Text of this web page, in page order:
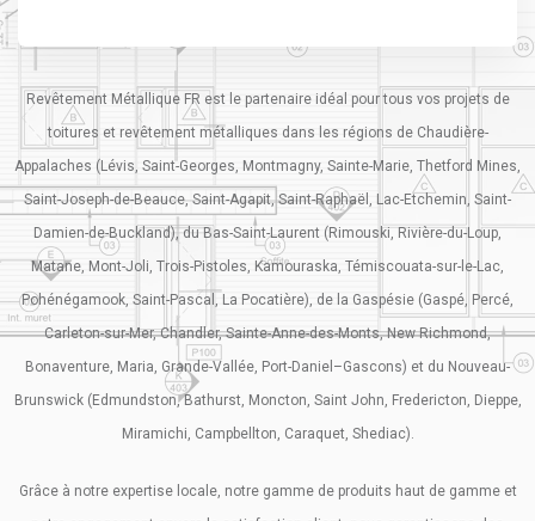
Revêtement Métallique FR est le partenaire idéal pour tous vos projets de
toitures et revêtement métalliques dans les régions de Chaudière-
Appalaches (Lévis, Saint-Georges, Montmagny, Sainte-Marie, Thetford Mines,
Saint-Joseph-de-Beauce, Saint-Agapit, Saint-Raphaël, Lac-Etchemin, Saint-
Damien-de-Buckland), du Bas-Saint-Laurent (Rimouski, Rivière-du-Loup,
Matane, Mont-Joli, Trois-Pistoles, Kamouraska, Témiscouata-sur-le-Lac,
Pohénégamook, Saint-Pascal, La Pocatière), de la Gaspésie (Gaspé, Percé,
Carleton-sur-Mer, Chandler, Sainte-Anne-des-Monts, New Richmond,
Bonaventure, Maria, Grande-Vallée, Port-Daniel–Gascons) et du Nouveau-
Brunswick (Edmundston, Bathurst, Moncton, Saint John, Fredericton, Dieppe,
Miramichi, Campbellton, Caraquet, Shediac).
Grâce à notre expertise locale, notre gamme de produits haut de gamme et